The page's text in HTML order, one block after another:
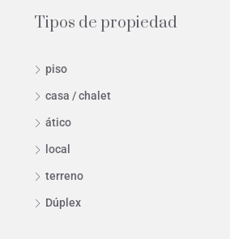
Tipos de propiedad
piso
casa / chalet
ático
local
terreno
Dúplex